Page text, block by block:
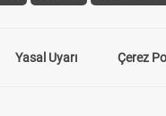
Yasal Uyarı Çerez